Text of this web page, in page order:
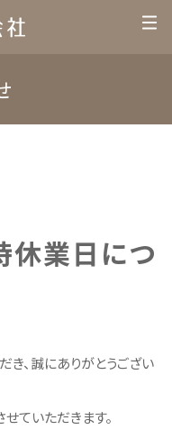
業日につ
き、誠にありがとうござい
ていただきます。